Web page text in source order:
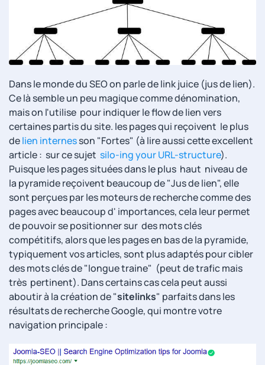
Dans le monde du SEO on parle de link juice (jus de lien).
Ce là semble un peu magique comme dénomination,
mais on l'utilise pour indiquer le flow de lien vers
certaines partis du site. les pages qui reçoivent le plus
delien internesson "Fortes" (à lire aussi cette excellent
article : sur ce sujet silo-ing your URL-structure).
Puisque les pages situées dans le plus haut niveau de
la pyramide reçoivent beaucoup de "Jus de lien", elle
sont perçues par les moteurs de recherche comme des
pages avec beaucoup d' importances, cela leur permet
de pouvoir se positionner sur des mots clés
compétitifs, alors que les pages en bas de la pyramide,
typiquement vos articles, sont plus adaptés pour cibler
des mots clés de "longue traine" (peut de trafic mais
très pertinent). Dans certains cas cela peut aussi
aboutir à la création de "sitelinks" parfaits dans les
résultats de recherche Google, qui montre votre
navigation principale :